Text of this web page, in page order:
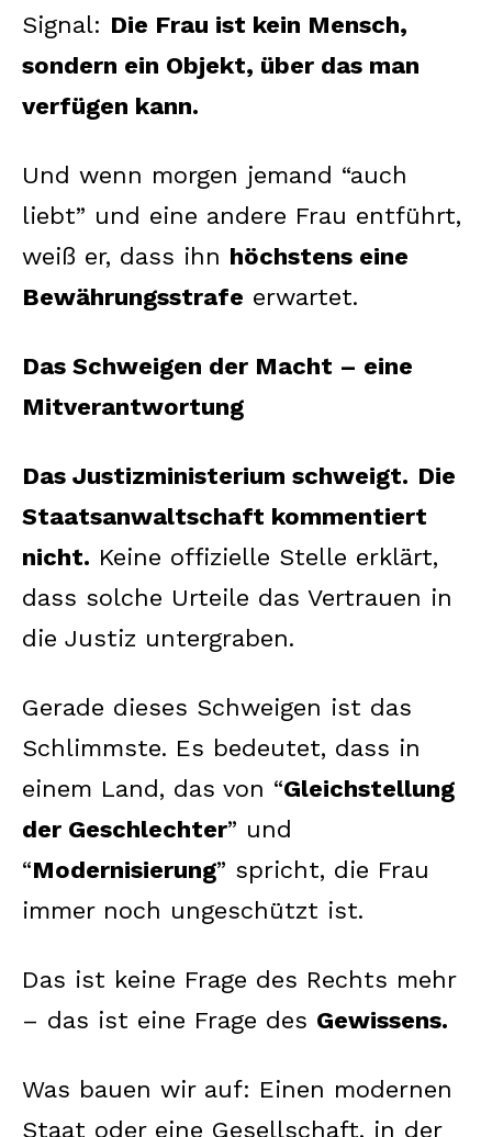
Signal: Die Frau ist kein Mensch,
sondern ein Objekt, über das man
verfügen kann.
Und wenn morgen jemand “auch
liebt” und eine andere Frau entführt,
weiß er, dass ihn höchstens eine
Bewährungsstrafe erwartet.
Das Schweigen der Macht – eine
Mitverantwortung
Das Justizministerium schweigt. Die
Staatsanwaltschaft kommentiert
nicht. Keine offizielle Stelle erklärt,
dass solche Urteile das Vertrauen in
die Justiz untergraben.
Gerade dieses Schweigen ist das
Schlimmste. Es bedeutet, dass in
einem Land, das von “Gleichstellung
der Geschlechter” und
“Modernisierung” spricht, die Frau
immer noch ungeschützt ist.
Das ist keine Frage des Rechts mehr
– das ist eine Frage des Gewissens.
Was bauen wir auf: Einen modernen
Staat oder eine Gesellschaft, in der